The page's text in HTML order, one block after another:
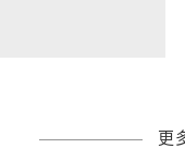
更